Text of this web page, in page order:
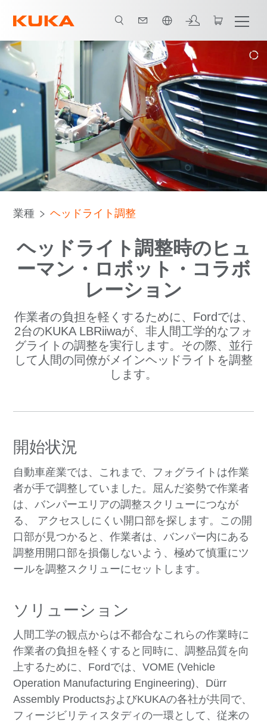
構想 重荷重ポータル 賞 すべてのシステムパートナー
業種 ヘッドライト調整
ヘッドライト調整時のヒュ
ーマン・ロボット・コラボ
レーション
作業者の負担を軽くするために、Fordでは、
2台のKUKA LBRiiwaが、非人間工学的なフォ
グライトの調整を実行します。その際、並行
して人間の同僚がメインヘッドライトを調整
します。
開始状況
自動車産業では、これまで、フォグライトは作業
者が手で調整していました。屈んだ姿勢で作業者
は、バンパーエリアの調整スクリューにつなが
る、 アクセスしにくい開口部を探します。この開
口部が見つかると、作業者は、バンパー内にある
調整用開口部を損傷しないよう、極めて慎重にツ
ールを調整スクリューにセットします。
ソリューション
人間工学の観点からは不都合なこれらの作業時に
作業者の負担を軽くすると同時に、調整品質を向
上するために、Fordでは、VOME (Vehicle
Operation Manufacturing Engineering)、Dürr
Assembly ProductsおよびKUKAの各社が共同で、
フィージビリティスタディの一環として、従来の